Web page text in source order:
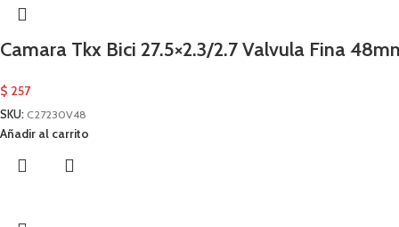
Camara Tkx Bici 27.5×2.3/2.7 Valvula Fina
$ 257
SKU: C27230V48
Añadir al carrito